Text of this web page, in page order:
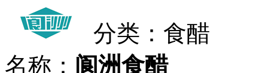
分类：食醋
名称： 阆洲食醋